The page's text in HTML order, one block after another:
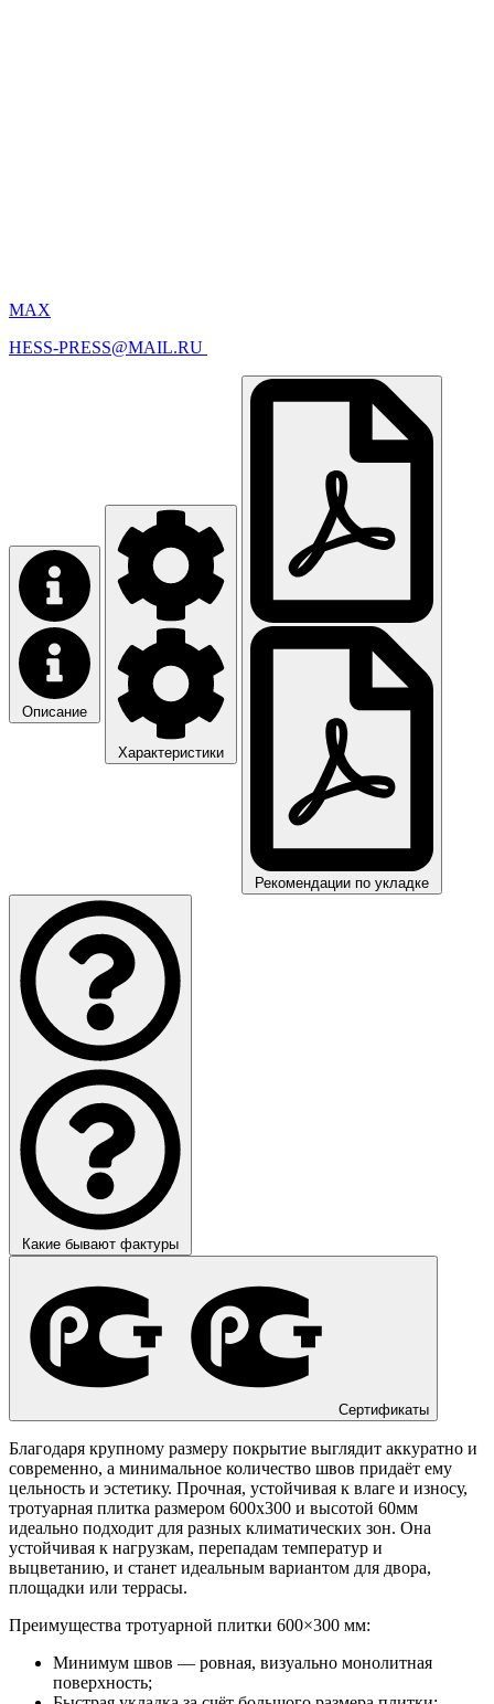
MAX
HESS-PRESS@MAIL.RU
Описание
Характеристики
Рекомендации по укладке
Какие бывают фактуры
Сертификаты
Благодаря крупному размеру покрытие выглядит аккуратно и
современно, а минимальное количество швов придаёт ему
цельность и эстетику. Прочная, устойчивая к влаге и износу,
тротуарная плитка размером 600х300 и высотой 60мм
идеально подходит для разных климатических зон. Она
устойчивая к нагрузкам, перепадам температур и
выцветанию, и станет идеальным вариантом для двора,
площадки или террасы.
Преимущества тротуарной плитки 600×300 мм:
Минимум швов — ровная, визуально монолитная
поверхность;